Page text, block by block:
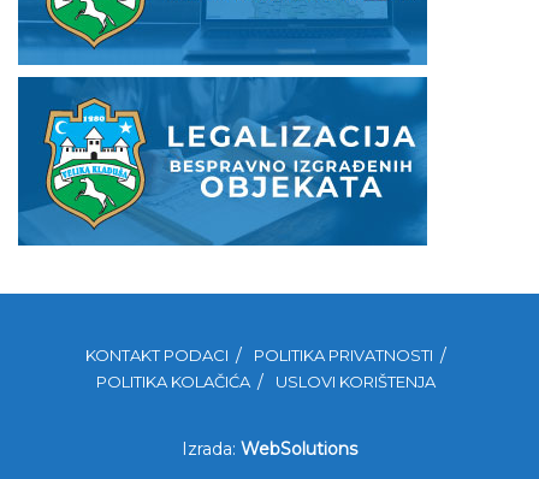
KONTAKT PODACI
POLITIKA PRIVATNOSTI
POLITIKA KOLAČIĆA
USLOVI KORIŠTENJA
Izrada: WebSolutions